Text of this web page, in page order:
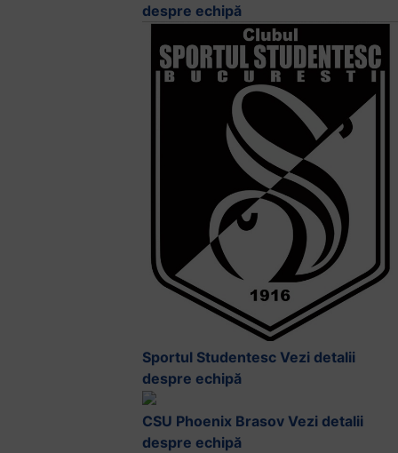
despre echipă
Sportul Studentesc Vezi detalii
despre echipă
CSU Phoenix Brasov Vezi detalii
despre echipă